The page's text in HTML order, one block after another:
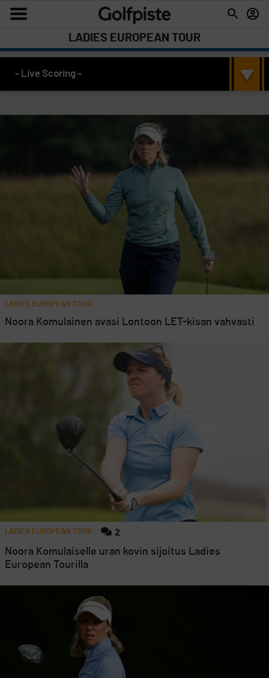
LADIES EUROPEAN TOUR
- Live Scoring -
LADIES EUROPEAN TOUR
Noora Komulainen avasi Lontoon LET-kisan vahvasti
LADIES EUROPEAN TOUR 2
Noora Komulaiselle uran kovin sijoitus Ladies
European Tourilla